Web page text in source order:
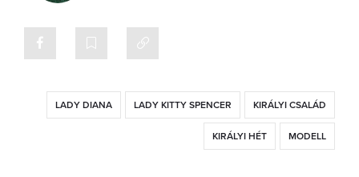
LADY DIANA LADY KITTY SPENCER KIRÁLYI CSALÁD
KIRÁLYI HÉT MODELL